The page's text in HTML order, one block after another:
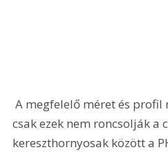
A megfelelő méret és profil nagyon fontos, mert
csak ezek nem roncsolják a
kereszthornyosak között a